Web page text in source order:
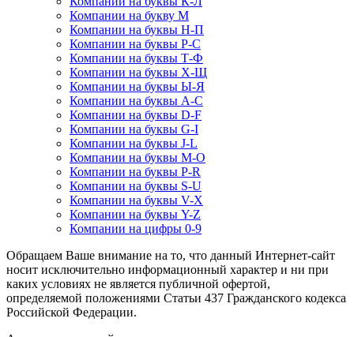
Компании на букву М
Компании на буквы Н-П
Компании на буквы Р-С
Компании на буквы Т-Ф
Компании на буквы Х-Щ
Компании на буквы Ы-Я
Компании на буквы A-C
Компании на буквы D-F
Компании на буквы G-I
Компании на буквы J-L
Компании на буквы M-O
Компании на буквы P-R
Компании на буквы S-U
Компании на буквы V-X
Компании на буквы Y-Z
Компании на цифры 0-9
Обращаем Ваше внимание на то, что данный Интернет-сайт
носит исключительно информационный характер и ни при
каких условиях не является публичной офертой,
определяемой положениями Статьи 437 Гражданского кодекса
Российской Федерации.